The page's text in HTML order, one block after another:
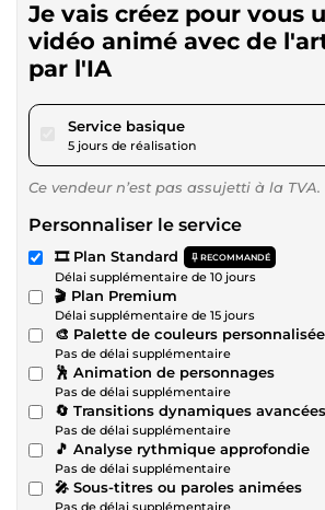
Je vais créez pour vous
vidéo animé avec de
par l'IA
Service basiquepour 57,79 $US
5 jours de réalisation
Ce vendeur n’est pas assujetti à la TVA.
Personnaliser le service
🎞️ Plan Standard RECOMMANDÉ
Délai supplémentaire de 10 jours
🎬 Plan Premium
Délai supplémentaire de 15 jours
🎨 Palette de couleurs personnalisée
Pas de délai supplémentaire
🕺 Animation de personnages
Pas de délai supplémentaire
🔄 Transitions dynamiques avancées
Pas de délai supplémentaire
🎵 Analyse rythmique approfondie
Pas de délai supplémentaire
🎤 Sous-titres ou paroles animées
Pas de délai supplémentaire